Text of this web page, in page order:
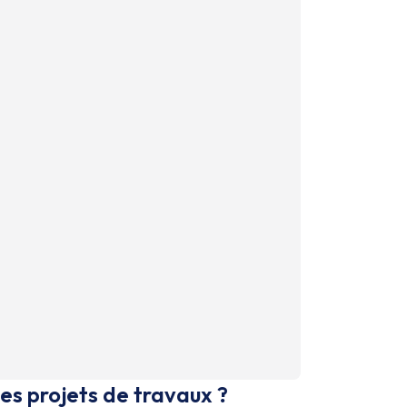
projets de travaux ?